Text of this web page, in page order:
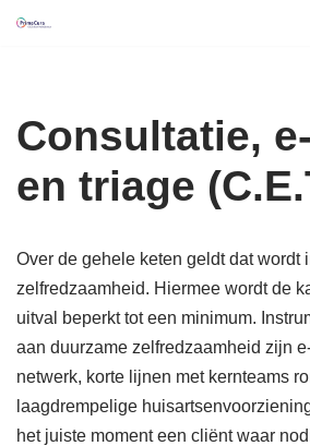
de
inhoud
Consultatie,
en triage
Over de gehele keten geldt dat wordt
zelfredzaamheid. Hiermee wordt de
uitval beperkt tot een minimum.
aan duurzame zelfredzaamheid zijn
netwerk, korte lijnen met kernteams
laagdrempelige
het juiste moment een cliënt waar